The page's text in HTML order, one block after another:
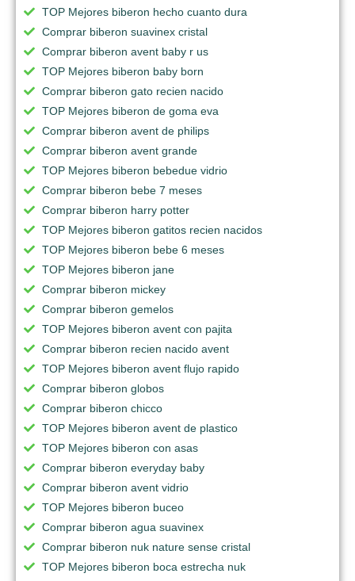
TOP Mejores biberon hecho cuanto dura
Comprar biberon suavinex cristal
Comprar biberon avent baby r us
TOP Mejores biberon baby born
Comprar biberon gato recien nacido
TOP Mejores biberon de goma eva
Comprar biberon avent de philips
Comprar biberon avent grande
TOP Mejores biberon bebedue vidrio
Comprar biberon bebe 7 meses
Comprar biberon harry potter
TOP Mejores biberon gatitos recien nacidos
TOP Mejores biberon bebe 6 meses
TOP Mejores biberon jane
Comprar biberon mickey
Comprar biberon gemelos
TOP Mejores biberon avent con pajita
Comprar biberon recien nacido avent
TOP Mejores biberon avent flujo rapido
Comprar biberon globos
Comprar biberon chicco
TOP Mejores biberon avent de plastico
TOP Mejores biberon con asas
Comprar biberon everyday baby
Comprar biberon avent vidrio
TOP Mejores biberon buceo
Comprar biberon agua suavinex
Comprar biberon nuk nature sense cristal
TOP Mejores biberon boca estrecha nuk